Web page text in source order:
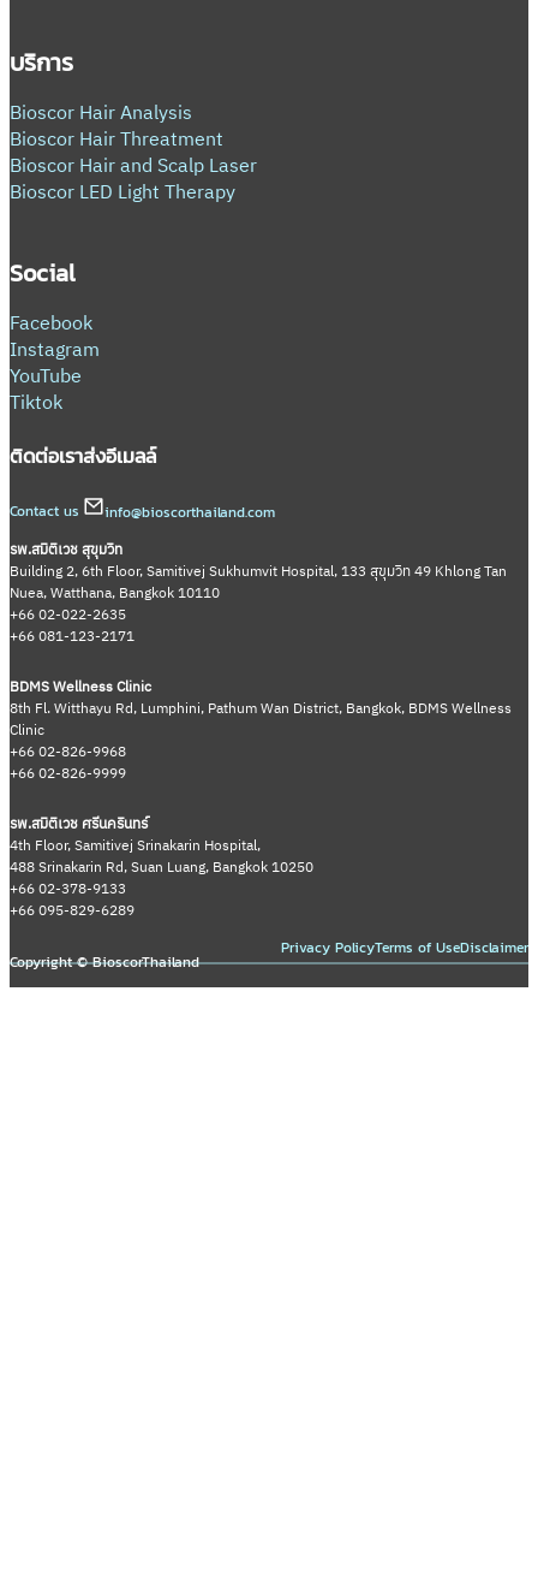
บริการ
Bioscor Hair Analysis
Bioscor Hair Threatment
Bioscor Hair and Scalp Laser
Bioscor LED Light Therapy
Social
Facebook
Instagram
YouTube
Tiktok
ติดต่อเรา
Contact us
ส่งอีเมลล์
info@bioscorthailand.com
รพ.สมิติเวช สุขุมวิท
Building 2, 6th Floor, Samitivej Sukhumvit Hospital, 133 สุขุมวิท 49 Khlong Tan
Nuea, Watthana, Bangkok 10110
+66 02-022-2635
+66 081-123-2171
BDMS Wellness Clinic
8th Fl. Witthayu Rd, Lumphini, Pathum Wan District, Bangkok, BDMS Wellness
Clinic
+66 02-826-9968
+66 02-826-9999
รพ.สมิติเวช ศรีนครินทร์
4th Floor, Samitivej Srinakarin Hospital,
488 Srinakarin Rd, Suan Luang, Bangkok 10250
+66 02-378-9133
+66 095-829-6289
Copyright © BioscorThailand
Privacy PolicyTerms of UseDisclaimer